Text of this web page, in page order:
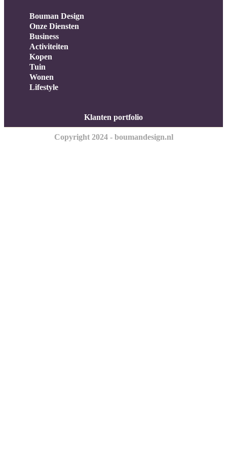
Bouman Design
Onze Diensten
Business
Activiteiten
Kopen
Tuin
Wonen
Lifestyle
Klanten portfolio
Copyright 2024 - boumandesign.nl